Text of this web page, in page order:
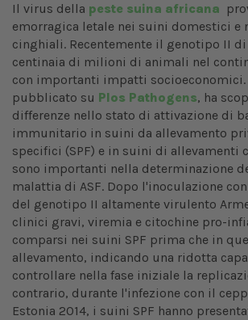
Il virus della peste suina africana
emorragica letale nei suini domestici e
cinghiali. Recentemente il genotipo II di
centinaia di milioni di animali nel
con importanti impatti socioeconomici.
pubblicato su Plos Pathogens, ha
differenze nello stato di attivazione di
immunitario in suini da allevamento
specifici (SPF) e in suini di allevamenti
sono importanti nella determinazione
malattia di ASF. Dopo l'inoculazione
del genotipo II altamente virulento
clinici gravi, viremia e citochine pro-
comparsi nei suini SPF prima che in
allevamento, indicando una ridotta
controllare nella fase iniziale la
contrario, durante l'infezione con il
Estonia 2014, i suini SPF hanno